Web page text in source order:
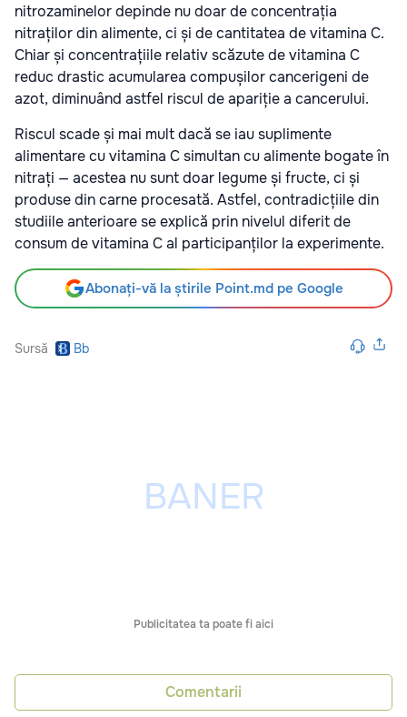
nitrozaminelor depinde nu doar de concentrația
nitraților din alimente, ci și de cantitatea de vitamina C.
Chiar și concentrațiile relativ scăzute de vitamina C
reduc drastic acumularea compușilor cancerigeni de
azot, diminuând astfel riscul de apariție a cancerului.
Riscul scade și mai mult dacă se iau suplimente
alimentare cu vitamina C simultan cu alimente bogate în
nitrați — acestea nu sunt doar legume și fructe, ci și
produse din carne procesată. Astfel, contradicțiile din
studiile anterioare se explică prin nivelul diferit de
consum de vitamina C al participanților la experimente.
Abonați-vă la știrile Point.md pe Google
Sursă Bb
Publicitatea ta poate fi aici
Comentarii